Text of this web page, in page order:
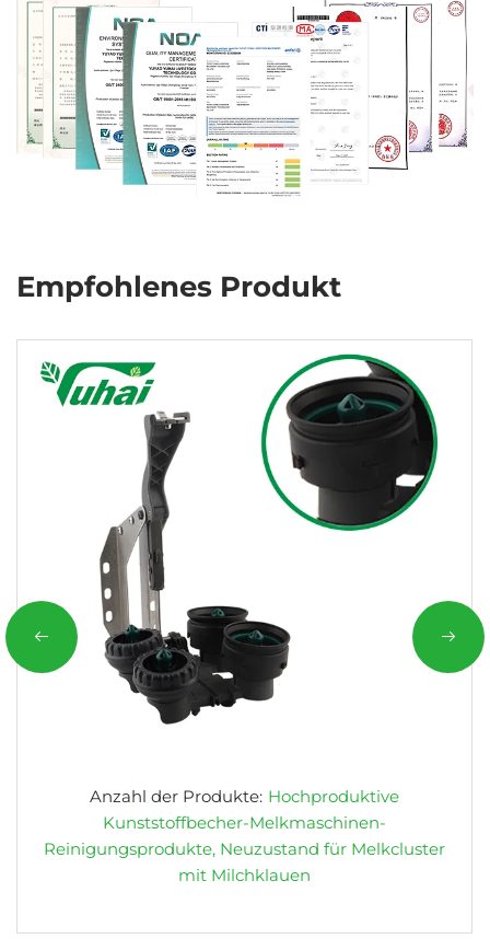
Empfohlenes Produkt
Anzahl der Produkte: Hochproduktive
Kunststoffbecher-Melkmaschinen-
Reinigungsprodukte, Neuzustand für Melkcluster
mit Milchklauen